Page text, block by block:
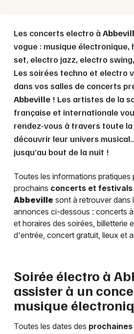
Les concerts electro à
vogue : musique électronique,
set, electro jazz, electro
Les soirées techno et electro
dans vos salles de concerts
Abbeville ! Les artistes de la
française et internationale
rendez-vous à travers toute la
découvrir leur univers
jusqu’au bout de la nuit !
Toutes les informations pratiques
prochains concerts et festivals
Abbeville sont à retrouver dans
annonces ci-dessous : concerts
et horaires des soirées, billetterie
d'entrée, concert gratuit, lieux et
Soirée électro à
assister à un
musique
Toutes les dates des